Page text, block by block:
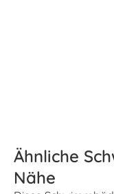
Ähnliche
Nähe